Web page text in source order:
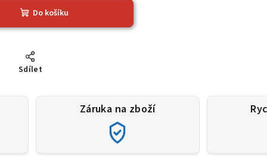
Do košíku
Sdílet
Záruka na zboží